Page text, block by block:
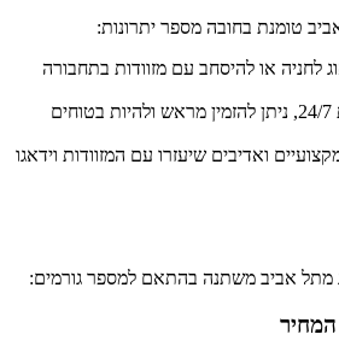
טומנת בחובה מספר יתרונות:
לחניה או להיסחב עם מזוודות בתחבורה
מוניות זמינות 24/7, ניתן להזמין מראש ולהיות בטוחים
ואדיבים שיעזרו עם המזוודות וידאגו
מתל אביב משתנה בהתאם למספר גורמים: